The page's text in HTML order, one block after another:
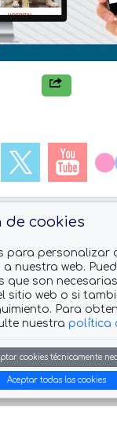
App Guia de
de cookies
para personalizar
nuestra web.
que son
sitio web o si
Para
nuestra política
cookies técnicamente
Aceptar todas las cookies